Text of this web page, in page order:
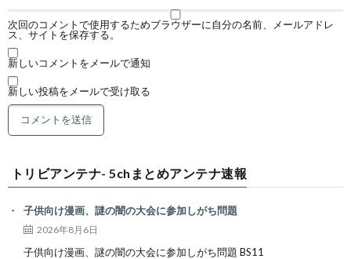
次回のコメントで使用するためブラウザーに自分の名前、メールアドレ
ス、サイトを保存する。
新しいコメントをメールで通知
新しい投稿をメールで受け取る
トリビアンテナ- 5chまとめアンテナ速報
子供向け漫画、謎の闇の大会に参加しがち問題
2026年8月6日
子供向け漫画、謎の闇の大会に参加しがち問題 BS11